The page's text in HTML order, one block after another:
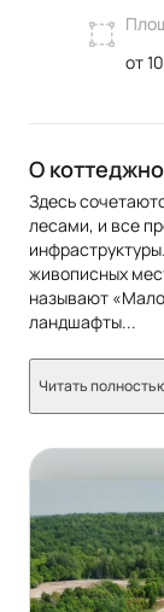
от
О
Здесь
лесами, и все
живописных
называют
ландшафты...
Читать